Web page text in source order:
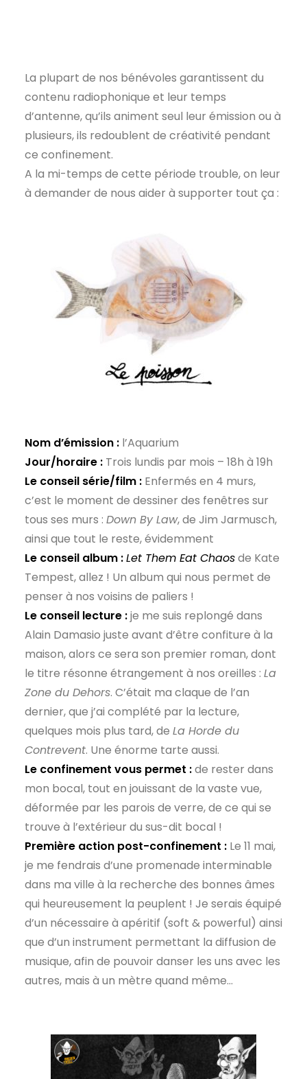
La plupart de nos bénévoles garantissent du
contenu radiophonique et leur temps
d’antenne, qu’ils animent seul leur émission ou à
plusieurs, ils redoublent de créativité pendant
ce confinement.
A la mi-temps de cette période trouble, on leur
à demander de nous aider à supporter tout ça :
Nom d’émission : l’Aquarium
Jour/horaire : Trois lundis par mois – 18h à 19h
Le conseil série/film : Enfermés en 4 murs,
c’est le moment de dessiner des fenêtres sur
tous ses murs : Down By Law, de Jim Jarmusch,
ainsi que tout le reste, évidemment
Le conseil album :Let Them Eat Chaosde Kate
Tempest, allez ! Un album qui nous permet de
penser à nos voisins de paliers !
Le conseil lecture :je me suis replongé dans
Alain Damasio juste avant d’être confiture à la
maison, alors ce sera son premier roman, dont
le titre résonne étrangement à nos oreilles : La
Zone du Dehors. C’était ma claque de l’an
dernier, que j’ai complété par la lecture,
quelques mois plus tard, de La Horde du
Contrevent. Une énorme tarte aussi.
Le confinement vous permet :de rester dans
mon bocal, tout en jouissant de la vaste vue,
déformée par les parois de verre, de ce qui se
trouve à l’extérieur du sus-dit bocal !
Première action post-confinement : Le 11 mai,
je me fendrais d’une promenade interminable
dans ma ville à la recherche des bonnes âmes
qui heureusement la peuplent ! Je serais équipé
d’un nécessaire à apéritif (soft & powerful) ainsi
que d’un instrument permettant la diffusion de
musique, afin de pouvoir danser les uns avec les
autres, mais à un mètre quand même…